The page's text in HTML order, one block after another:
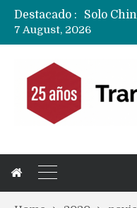
Destacado :
7 August, 2026